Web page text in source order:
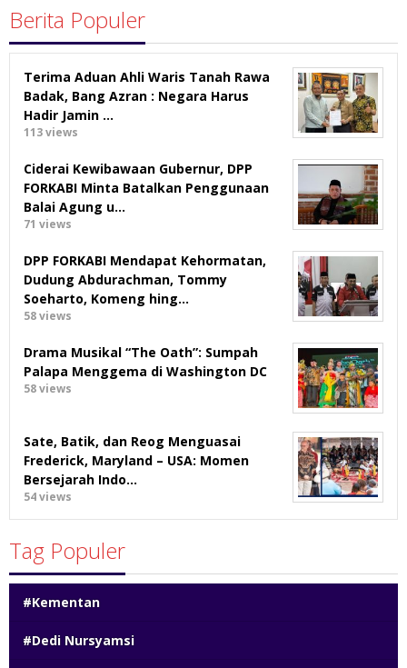
Berita Populer
Terima Aduan Ahli Waris Tanah Rawa
Badak, Bang Azran : Negara Harus
Hadir Jamin …
113 views
Ciderai Kewibawaan Gubernur, DPP
FORKABI Minta Batalkan Penggunaan
Balai Agung u…
71 views
DPP FORKABI Mendapat Kehormatan,
Dudung Abdurachman, Tommy
Soeharto, Komeng hing…
58 views
Drama Musikal “The Oath”: Sumpah
Palapa Menggema di Washington DC
58 views
Sate, Batik, dan Reog Menguasai
Frederick, Maryland – USA: Momen
Bersejarah Indo…
54 views
Tag Populer
#Kementan
#Dedi Nursyamsi